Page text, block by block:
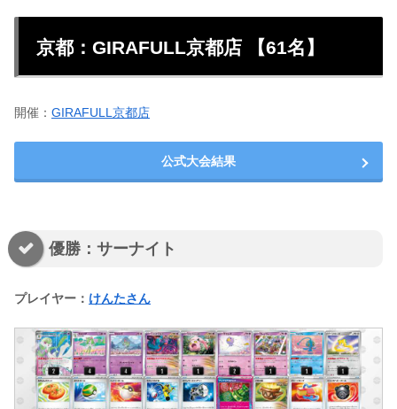
京都：GIRAFULL京都店 【61名】
開催： GIRAFULL京都店
公式大会結果
優勝：サーナイト
プレイヤー： けんたさん